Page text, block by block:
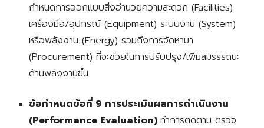
กำหนดการออกแบบสิ่งอำนวยความสะดวก (Facilities)
เครื่องมือ/อุปกรณ์ (Equipment)ระบบงาน (System)
หรือพลังงาน (Energy)รวมถึงการจัดหามา
(Procurement)ที่จะช่วยในการปรับปรุง/เพิ่มสมรรรถนะ
ด้านพลังงานขึ้น
ข้อกำหนดข้อที่ 9 การประเมินผลการดำเนินงาน
(Performance Evaluation)ทำการติดตาม ตรวจ